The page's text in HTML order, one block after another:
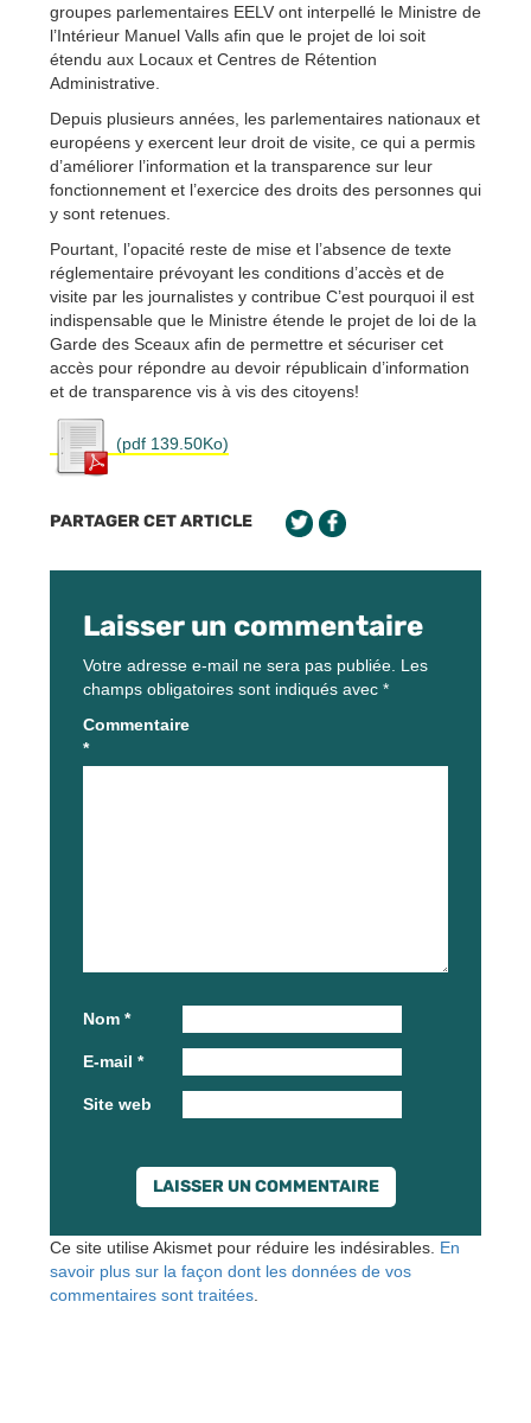
groupes parlementaires EELV ont interpellé le Ministre de
l’Intérieur Manuel Valls afin que le projet de loi soit
étendu aux Locaux et Centres de Rétention
Administrative.
Depuis plusieurs années, les parlementaires nationaux et
européens y exercent leur droit de visite, ce qui a permis
d’améliorer l’information et la transparence sur leur
fonctionnement et l’exercice des droits des personnes qui
y sont retenues.
Pourtant, l’opacité reste de mise et l’absence de texte
réglementaire prévoyant les conditions d’accès et de
visite par les journalistes y contribue C’est pourquoi il est
indispensable que le Ministre étende le projet de loi de la
Garde des Sceaux afin de permettre et sécuriser cet
accès pour répondre au devoir républicain d’information
et de transparence vis à vis des citoyens!
(pdf 139.50Ko)
PARTAGER CET ARTICLE
Laisser un commentaire
Votre adresse e-mail ne sera pas publiée. Les
champs obligatoires sont indiqués avec *
Commentaire
*
Nom *
E-mail *
Site web
Ce site utilise Akismet pour réduire les indésirables. En
savoir plus sur la façon dont les données de vos
commentaires sont traitées